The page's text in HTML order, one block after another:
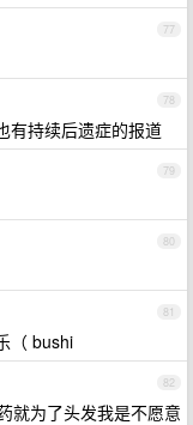
77
78
有持续后遗症的报道
79
80
81
（ bushi
82
就为了头发我是不愿意